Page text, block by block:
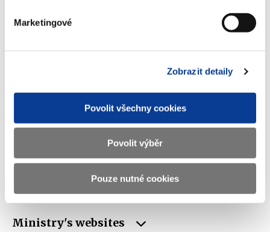
Marketingové
Zobrazit detaily
Povolit všechny cookies
Povolit výběr
Pouze nutné cookies
Ministry of Finance of the Czech Republic
Address Letenská 15, 118 10 Praha
ID 00006947
CZ00006947
Ministry's websites